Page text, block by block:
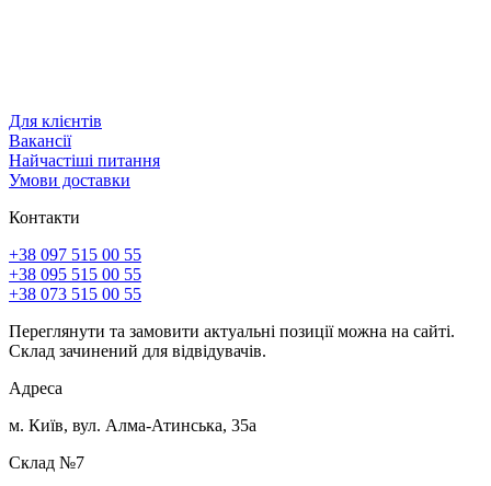
Для клієнтів
Вакансії
Найчастіші питання
Умови доставки
Контакти
+38 097 515 00 55
+38 095 515 00 55
+38 073 515 00 55
Переглянути та замовити актуальні позиції можна на сайті.
Склад зачинений для відвідувачів.
Адреса
м. Київ, вул. Алма-Атинська, 35а
Склад №7